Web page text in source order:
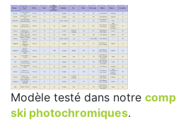
Modèle testé dans notre
ski photochromiques.